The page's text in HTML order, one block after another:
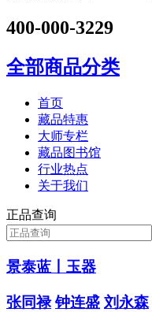
400-000-3229
全部商品分类
首页
藏品特惠
大师专栏
藏品图书馆
行业热点
关于我们
正品查询
景泰蓝丨玉器
张同禄 钟连盛 刘永森